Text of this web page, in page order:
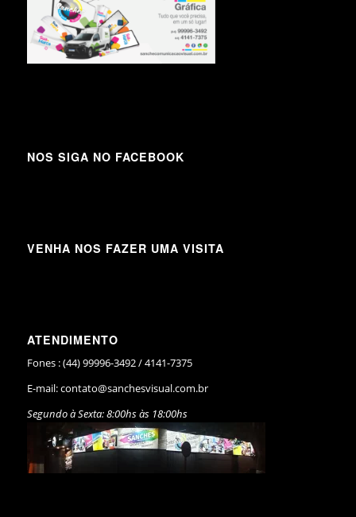
NOS SIGA NO FACEBOOK
VENHA NOS FAZER UMA VISITA
ATENDIMENTO
Fones : (44) 99996-3492 / 4141-7375
E-mail:contato@sanchesvisual.com.br
Segundo à Sexta: 8:00hs às 18:00hs